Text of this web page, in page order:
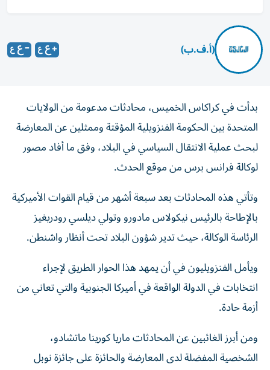
(أ.ف.ب)
بدأت في كراكاس الخميس، محادثات مدعومة من الولايات
المتحدة بين الحكومة الفنزويلية المؤقتة وممثلين عن المعارضة
لبحث عملية الانتقال السياسي في البلاد، وفق ما أفاد مصور
لوكالة فرانس برس من موقع الحدث.
وتأتي هذه المحادثات بعد سبعة أشهر من قيام القوات الأميركية
بالإطاحة بالرئيس نيكولاس مادورو وتولي ديلسي رودريغيز
الرئاسة الوكالة، حيث تدير شؤون البلاد تحت أنظار واشنطن.
ويأمل الفنزويليون في أن يمهد هذا الحوار الطريق لإجراء
انتخابات في الدولة الواقعة في أميركا الجنوبية والتي تعاني من
أزمة حادة.
ومن أبرز الغائبين عن المحادثات ماريا كورينا ماتشادو،
الشخصية المفضلة لدى المعارضة والحائزة على جائزة نوبل